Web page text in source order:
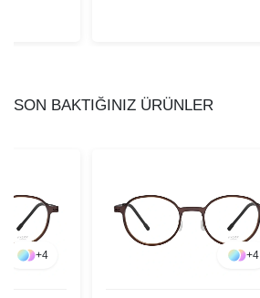
SON BAKTIĞINIZ ÜRÜNLER
+4 +4